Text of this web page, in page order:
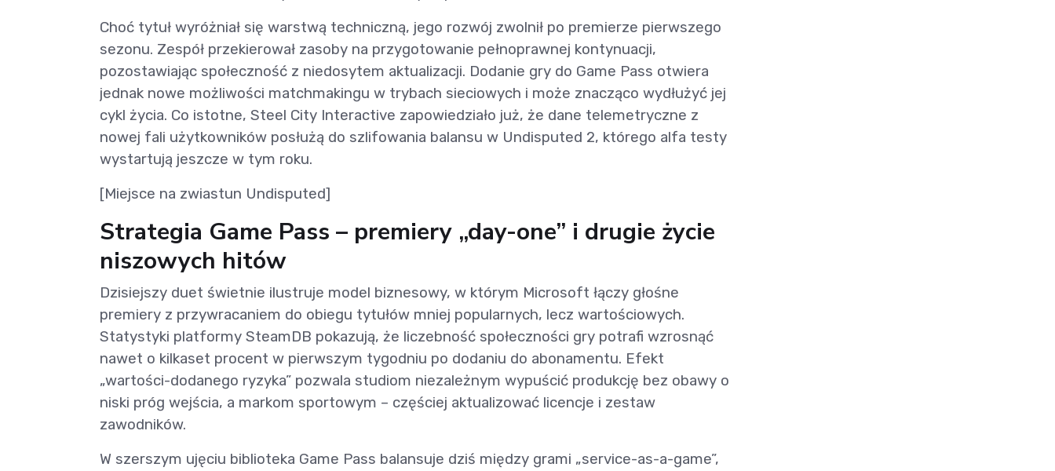
Choć tytuł wyróżniał się warstwą techniczną, jego rozwój zwolnił po premierze pierwszego
sezonu. Zespół przekierował zasoby na przygotowanie pełnoprawnej kontynuacji,
pozostawiając społeczność z niedosytem aktualizacji. Dodanie gry do Game Pass otwiera
jednak nowe możliwości matchmakingu w trybach sieciowych i może znacząco wydłużyć jej
cykl życia. Co istotne, Steel City Interactive zapowiedziało już, że dane telemetryczne z
nowej fali użytkowników posłużą do szlifowania balansu w Undisputed 2, którego alfa testy
wystartują jeszcze w tym roku.
[Miejsce na zwiastun Undisputed]
Strategia Game Pass – premiery „day-one” i drugie życie
niszowych hitów
Dzisiejszy duet świetnie ilustruje model biznesowy, w którym Microsoft łączy głośne
premiery z przywracaniem do obiegu tytułów mniej popularnych, lecz wartościowych.
Statystyki platformy SteamDB pokazują, że liczebność społeczności gry potrafi wzrosnąć
nawet o kilkaset procent w pierwszym tygodniu po dodaniu do abonamentu. Efekt
„wartości-dodanego ryzyka” pozwala studiom niezależnym wypuścić produkcję bez obawy o
niski próg wejścia, a markom sportowym – częściej aktualizować licencje i zestaw
zawodników.
W szerszym ujęciu biblioteka Game Pass balansuje dziś między grami „service-as-a-game”,